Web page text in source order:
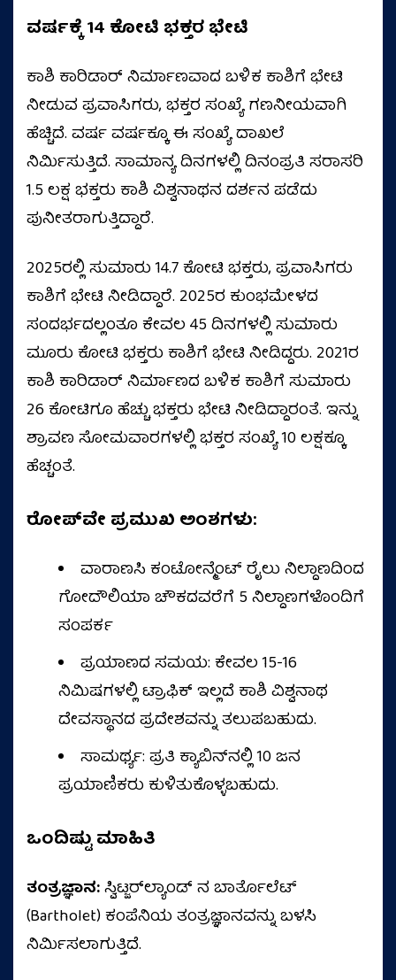
ವರ್ಷಕ್ಕೆ 14 ಕೋಟಿ ಭಕ್ತರ ಭೇಟಿ
ಕಾಶಿ ಕಾರಿಡಾರ್‌ ನಿರ್ಮಾಣವಾದ ಬಳಿಕ ಕಾಶಿಗೆ ಭೇಟಿ
ನೀಡುವ ಪ್ರವಾಸಿಗರು, ಭಕ್ತರ ಸಂಖ್ಯೆ ಗಣನೀಯವಾಗಿ
ಹೆಚ್ಚಿದೆ. ವರ್ಷ ವರ್ಷಕ್ಕೂ ಈ ಸಂಖ್ಯೆ ದಾಖಲೆ
ನಿರ್ಮಿಸುತ್ತಿದೆ. ಸಾಮಾನ್ಯ ದಿನಗಳಲ್ಲಿ ದಿನಂಪ್ರತಿ ಸರಾಸರಿ
1.5 ಲಕ್ಷ ಭಕ್ತರು ಕಾಶಿ ವಿಶ್ವನಾಥನ ದರ್ಶನ ಪಡೆದು
ಪುನೀತರಾಗುತ್ತಿದ್ದಾರೆ.
2025ರಲ್ಲಿ ಸುಮಾರು 14.7 ಕೋಟಿ ಭಕ್ತರು, ಪ್ರವಾಸಿಗರು
ಕಾಶಿಗೆ ಭೇಟಿ ನೀಡಿದ್ದಾರೆ. 2025ರ ಕುಂಭಮೇಳದ
ಸಂದರ್ಭದಲ್ಲಂತೂ ಕೇವಲ 45 ದಿನಗಳಲ್ಲಿ ಸುಮಾರು
ಮೂರು ಕೋಟಿ ಭಕ್ತರು ಕಾಶಿಗೆ ಭೇಟಿ ನೀಡಿದ್ದರು. 2021ರ
ಕಾಶಿ ಕಾರಿಡಾರ್‌ ನಿರ್ಮಾಣದ ಬಳಿಕ ಕಾಶಿಗೆ ಸುಮಾರು
26 ಕೋಟಿಗೂ ಹೆಚ್ಚು ಭಕ್ತರು ಭೇಟಿ ನೀಡಿದ್ದಾರಂತೆ. ಇನ್ನು
ಶ್ರಾವಣ ಸೋಮವಾರಗಳಲ್ಲಿ ಭಕ್ತರ ಸಂಖ್ಯೆ 10 ಲಕ್ಷಕ್ಕೂ
ಹೆಚ್ಚಂತೆ.
ರೋಪ್‌ವೇ ಪ್ರಮುಖ ಅಂಶಗಳು:
ವಾರಾಣಸಿ ಕಂಟೋನ್ಮೆಂಟ್ ರೈಲು ನಿಲ್ದಾಣದಿಂದ
ಗೋದೌಲಿಯಾ ಚೌಕದವರೆಗೆ 5 ನಿಲ್ದಾಣಗಳೊಂದಿಗೆ
ಸಂಪರ್ಕ
ಪ್ರಯಾಣದ ಸಮಯ: ಕೇವಲ 15-16
ನಿಮಿಷಗಳಲ್ಲಿ ಟ್ರಾಫಿಕ್ ಇಲ್ಲದೆ ಕಾಶಿ ವಿಶ್ವನಾಥ
ದೇವಸ್ಥಾನದ ಪ್ರದೇಶವನ್ನು ತಲುಪಬಹುದು.
ಸಾಮರ್ಥ್ಯ: ಪ್ರತಿ ಕ್ಯಾಬಿನ್‌ನಲ್ಲಿ 10 ಜನ
ಪ್ರಯಾಣಿಕರು ಕುಳಿತುಕೊಳ್ಳಬಹುದು.
ಒಂದಿಷ್ಟು ಮಾಹಿತಿ
ತಂತ್ರಜ್ಞಾನ:ಸ್ವಿಟ್ಜರ್‌ಲ್ಯಾಂಡ್ ನ ಬಾರ್ತೊಲೆಟ್
(Bartholet) ಕಂಪೆನಿಯ ತಂತ್ರಜ್ಞಾನವನ್ನು ಬಳಸಿ
ನಿರ್ಮಿಸಲಾಗುತ್ತಿದೆ.